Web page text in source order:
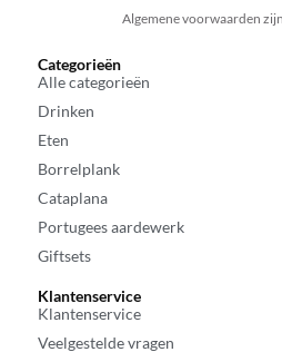
Algemene voorwaarden
Categorieën
Alle categorieën
Drinken
Eten
Borrelplank
Cataplana
Portugees aardewerk
Giftsets
Klantenservice
Klantenservice
Veelgestelde vragen